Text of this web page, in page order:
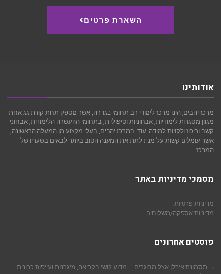
השארת פרטים
אודותינו
מרכז יהבים, הינו מרכז לימודי רב תחומי בגדרה, אשר מספק תחת קורת גג אחת
מגוון מסגרות לימודיות, אבחוניות וטיפוליות, בתחומי ההעשרה הלימודית, אבחוני
קשב וריכוז ולקויות למידה ועוד. במרכז יהבים, בעלי מקצוע מן המעלה הראשונה,
אשר עומלים קשות על מנת לתת את המענה הטוב ביותר לבאים בשעריו של
המרכז.
מסמכי מדיניות באתר
מדיניות פרטיות
מדיניות אספקה/משלוחים
פוסטים אחרונים
תסמונת אירלן אצל מבוגרים – מדוע קושי בקריאה, מיגרנות ועייפות כרונית